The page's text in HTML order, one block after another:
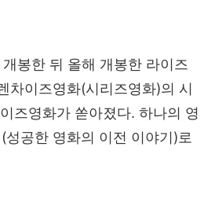
개봉한 뒤 올해 개봉한 라이즈
차이즈영화(시리즈영화)의 시
즈영화가 쏟아졌다. 하나의 영
(성공한 영화의 이전 이야기)로